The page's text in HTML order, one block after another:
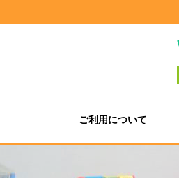
ご利用について